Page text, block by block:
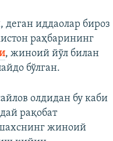
иддаолар бироз
раҳбарининг
, жиноий йўл билан
бўлган.
олдидан бу каби
рақобат
жиноий